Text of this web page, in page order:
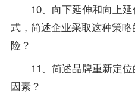
10、向下延伸和向上延
式，简述企业采取这种策
险？
11、简述品牌重新定位
因素？